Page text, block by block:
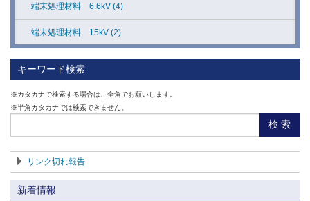
端末処理材料 6.6kV (4)
端末処理材料 15kV (2)
端末処理材料 22kV (3)
端末・接続部品、絶縁材料 (17)
端子・スリーブ類 (13)
差込コネクタ (7)
電線・光ケーブル器材・加工、検査機器具 (7)
キーワード検索
※カタカナで検索する場合は、全角でお願いします。
※半角カタカナでは検索できません。
検 索
リンク切れ報告
新着情報